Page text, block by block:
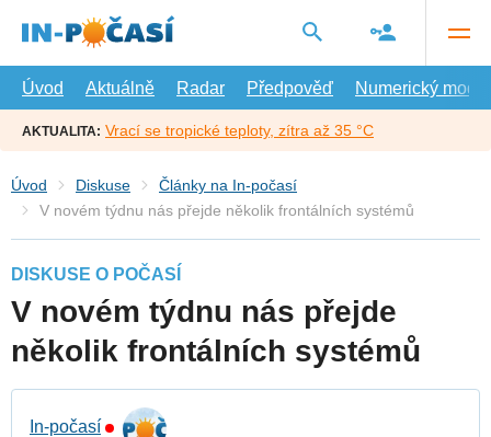
hlavní
Úvod
Aktuálně Radar Předpověď Numerický model
AKTUALITA: Vrací se tropické teploty, zítra až 35 °C
Úvod Diskuse
Články na In-počasí
V novém týdnu nás přejde několik frontálních systémů
DISKUSE O POČASÍ
V novém týdnu nás přejde
několik frontálních systémů
In-počasí